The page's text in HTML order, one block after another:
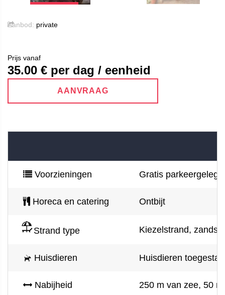
Aanbod: private
Prijs vanaf
35.00 € per dag / eenheid
AANVRAAG
Voorzieningen Gratis
Horeca en catering Ontbijt
Strand type Kiezelstrand,
Huisdieren Huisdieren
Nabijheid 250 m van zee, 50